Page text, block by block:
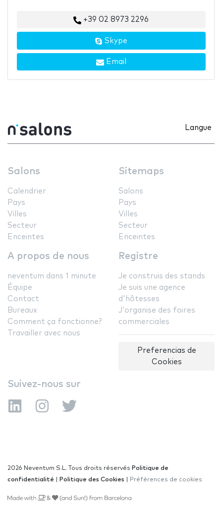
+39 02 8973 2296
Skype
Email
Langue
Salons
Calendrier
Pays
Villes
Secteur
Enceintes
Sitemaps
Salons
Pays
Villes
Secteur
Enceintes
A propos de nous
neventum dans 1 minute
Équipe
Contact
Bureaux
Comment ça fonctionne?
Travailler avec nous
Registre
Je construis des stands
Je suis une agence
d'hôtesses
J'organise des foires
commerciales
Preferencias de
Cookies
Suivez-nous sur
2026 Neventum S.L. Tous droits réservés Politique de
confidentialité
Politique des Cookies Préférences de cookies